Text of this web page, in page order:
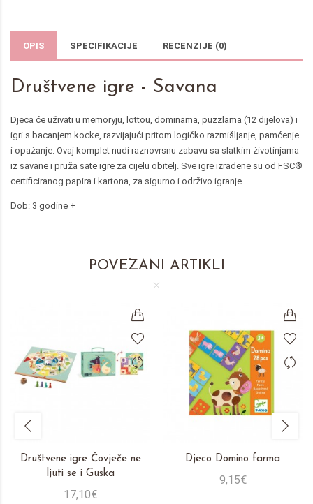
OPIS SPECIFIKACIJE RECENZIJE (0)
Društvene igre - Savana
Djeca će uživati u memoryju, lottou, dominama, puzzlama (12 dijelova) i
igri s bacanjem kocke, razvijajući pritom logičko razmišljanje, pamćenje
i opažanje. Ovaj komplet nudi raznovrsnu zabavu sa slatkim životinjama
iz savane i pruža sate igre za cijelu obitelj. Sve igre izrađene su od FSC®
certificiranog papira i kartona, za sigurno i održivo igranje.
Dob: 3 godine +
POVEZANI ARTIKLI
Društvene igre Čovječe ne
ljuti se i Guska
17,10€
Djeco Domino farma
9,15€